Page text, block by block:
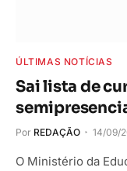
ÚLTIMAS NOTÍCIAS
Sai lista de
Por REDAÇÃO 14/09/
O Ministério da